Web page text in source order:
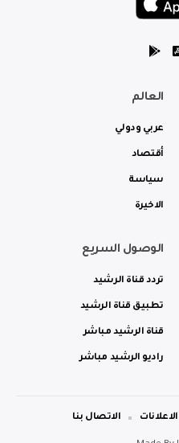
العالم
عربي ودولي
أقتصاد
سياسة
الاخيرة
الوصول السريع
تردد قناة الرشيد
تطبيق قناة الرشيد
قناة الرشيد مباشر
راديو الرشيد مباشر
الاعلانات الاتصال بنا